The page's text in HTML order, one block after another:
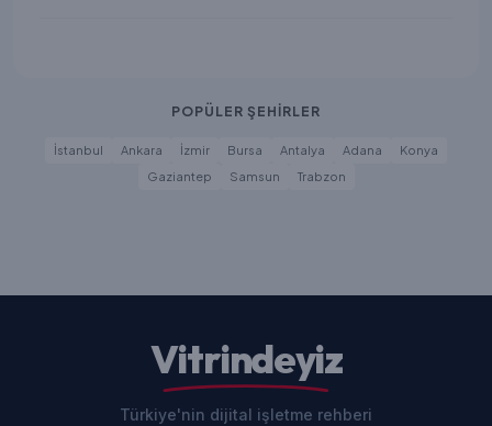
POPÜLER ŞEHİRLER
İstanbul Ankara İzmir Bursa Antalya Adana
Konya
Gaziantep
Samsun Trabzon
Vitrindeyiz
Türkiye'nin dijital işletme rehberi